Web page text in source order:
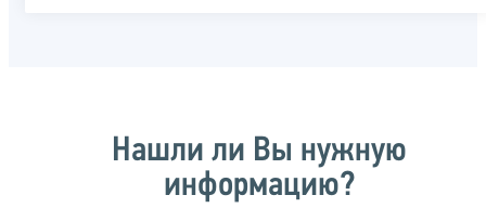
Нашли ли Вы нужную
информацию?